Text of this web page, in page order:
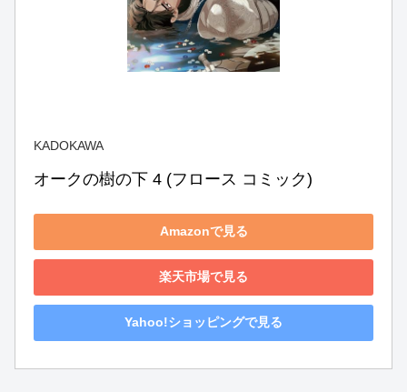
KADOKAWA
オークの樹の下 4 (フロース コミック)
Amazonで見る
楽天市場で見る
Yahoo!ショッピングで見る